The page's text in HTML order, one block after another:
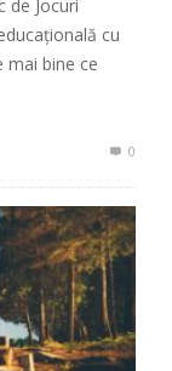
de Jocuri
cu
mai bine ce
0